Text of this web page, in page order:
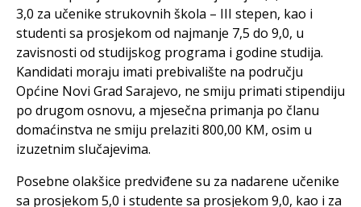
3,0 za učenike strukovnih škola – III stepen, kao i
studenti sa prosjekom od najmanje 7,5 do 9,0, u
zavisnosti od studijskog programa i godine studija.
Kandidati moraju imati prebivalište na području
Općine Novi Grad Sarajevo, ne smiju primati stipendiju
po drugom osnovu, a mjesečna primanja po članu
domaćinstva ne smiju prelaziti 800,00 KM, osim u
izuzetnim slučajevima.
Posebne olakšice predviđene su za nadarene učenike
sa prosjekom 5,0 i studente sa prosjekom 9,0, kao i za